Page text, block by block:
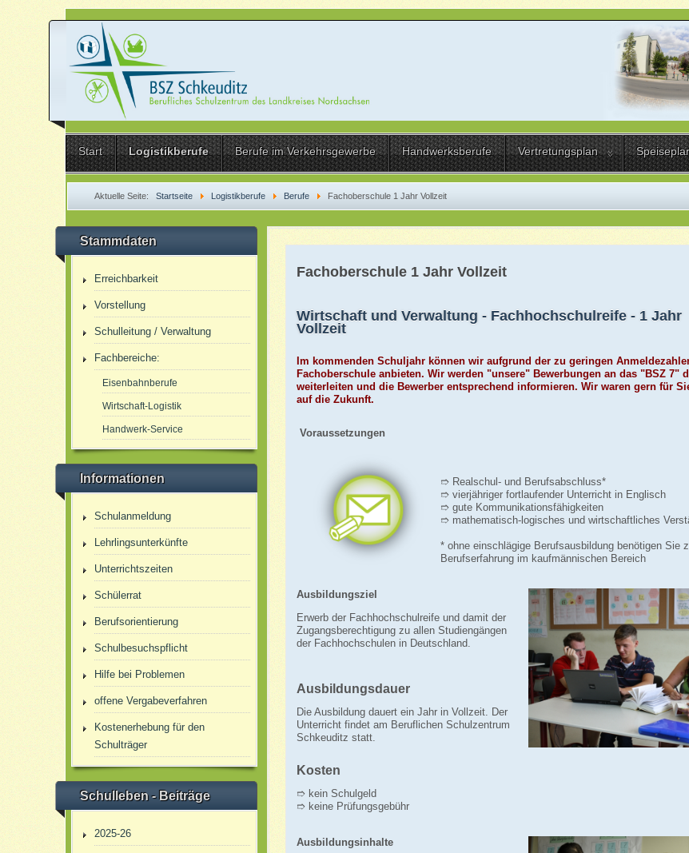
Start Logistikberufe Berufe im Verkehrsgewerbe Handwerksberufe Vertretungsplan
Aktuelle Seite:Startseite Logistikberufe Berufe Fachoberschule 1 Jahr Vollzeit
Stammdaten
Erreichbarkeit
Vorstellung
Schulleitung / Verwaltung
Fachbereiche:
Eisenbahnberufe
Wirtschaft-Logistik
Handwerk-Service
Informationen
Schulanmeldung
Lehrlingsunterkünfte
Unterrichtszeiten
Schülerrat
Berufsorientierung
Schulbesuchspflicht
Hilfe bei Problemen
offene Vergabeverfahren
Kostenerhebung für den
Schulträger
Schulleben - Beiträge
2025-26
Fachoberschule 1 Jahr Vollzeit
Wirtschaft und Verwaltung - Fachhochschulreife - 1 Jahr
Vollzeit
Im kommenden Schuljahr können wir aufgrund der zu geringen
Fachoberschule anbieten. Wir werden "unsere" Bewerbungen an das "BSZ 7"
weiterleiten und die Bewerber entsprechend informieren. Wir waren gern für
auf die Zukunft.
Voraussetzungen
➱ Realschul- und Berufsabschluss*
➱ vierjähriger fortlaufender Unterricht in Englisch
➱ gute Kommunikationsfähigkeiten
➱ mathematisch-logisches und wirtschaftliches
* ohne einschlägige Berufsausbildung benötigen Sie
Berufserfahrung im kaufmännischen Bereich
Ausbildungsziel
Erwerb der Fachhochschulreife und damit der
Zugangsberechtigung zu allen Studiengängen
der Fachhochschulen in Deutschland.
Ausbildungsdauer
Die Ausbildung dauert ein Jahr in Vollzeit. Der
Unterricht findet am Beruflichen Schulzentrum
Schkeuditz statt.
Kosten
➱ kein Schulgeld
➱ keine Prüfungsgebühr
Ausbildungsinhalte